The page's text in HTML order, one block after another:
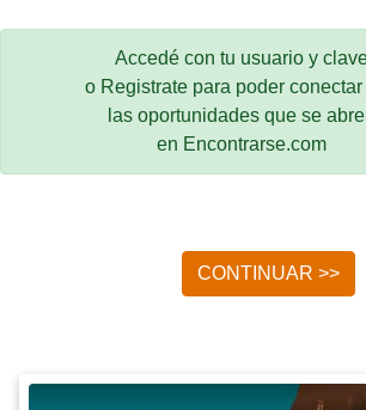
Accedé con tu usuario y
o Registrate para poder conectar
las oportunidades que se
en Encontrarse.com
CONTINUAR >>